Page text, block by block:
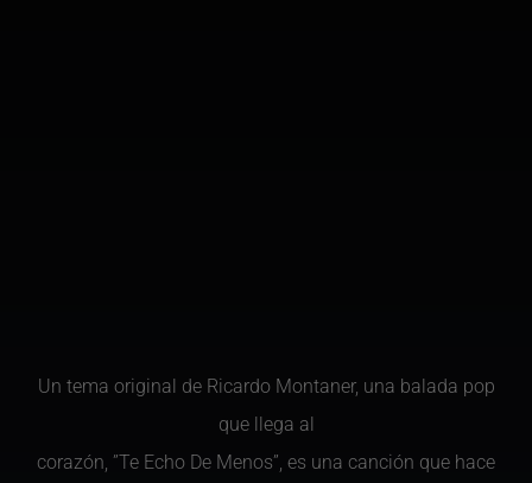
Un tema original de Ricardo Montaner, una balada pop
que llega al
corazón, ”Te Echo De Menos”, es una canción que hace